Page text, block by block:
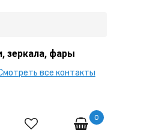
зеркала, фары
все контакты
0